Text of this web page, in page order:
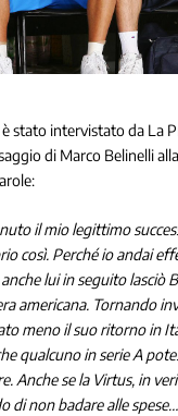
è stato intervistato da La
di Marco Belinelli
il mio legittimo
così. Perché io andai
lui in seguito lasciò
americana. Tornando
meno il suo ritorno in
qualcuno in serie A
Anche se la Virtus, in
di non badare alle spese…